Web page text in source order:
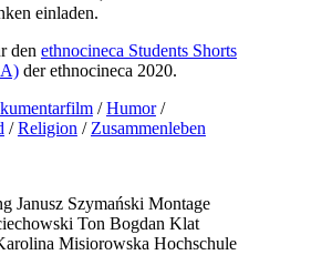
einladen.
den ethnocineca Students Shorts
der ethnocineca 2020.
/Humor/
/Religion / Zusammenleben
Janusz Szymański Montage
Ton Bogdan Klat
Misiorowska Hochschule